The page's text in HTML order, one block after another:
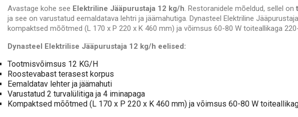
Avastage kohe see Elektriline Jääpurustaja 12 kg/h. Restoranidele mõeldud, sellel on
ja see on varustatud eemaldatava lehtri ja jäämahutiga. Dynasteel Elektriline
kompaktsed mõõtmed (L 170 x P 220 x K 460 mm) ja võimsus 60-80 W toiteallikaga
Dynasteel Elektrilise Jääpurustaja 12 kg/h eelised:
Tootmisvõimsus 12 KG/H
Roostevabast terasest korpus
Eemaldatav lehter ja jäämahuti
Varustatud 2 turvalülitiga ja 4 iminapaga
Kompaktsed mõõtmed (L 170 x P 220 x K 460 mm) ja võimsus 60-80 W